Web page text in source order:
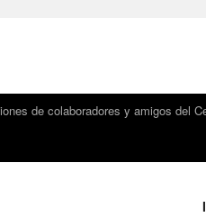
de colaboradores y amigos del